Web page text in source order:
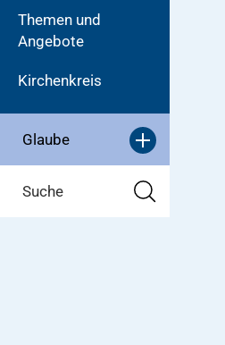
Themen und
Angebote
Kirchenkreis
Glaube
Suche